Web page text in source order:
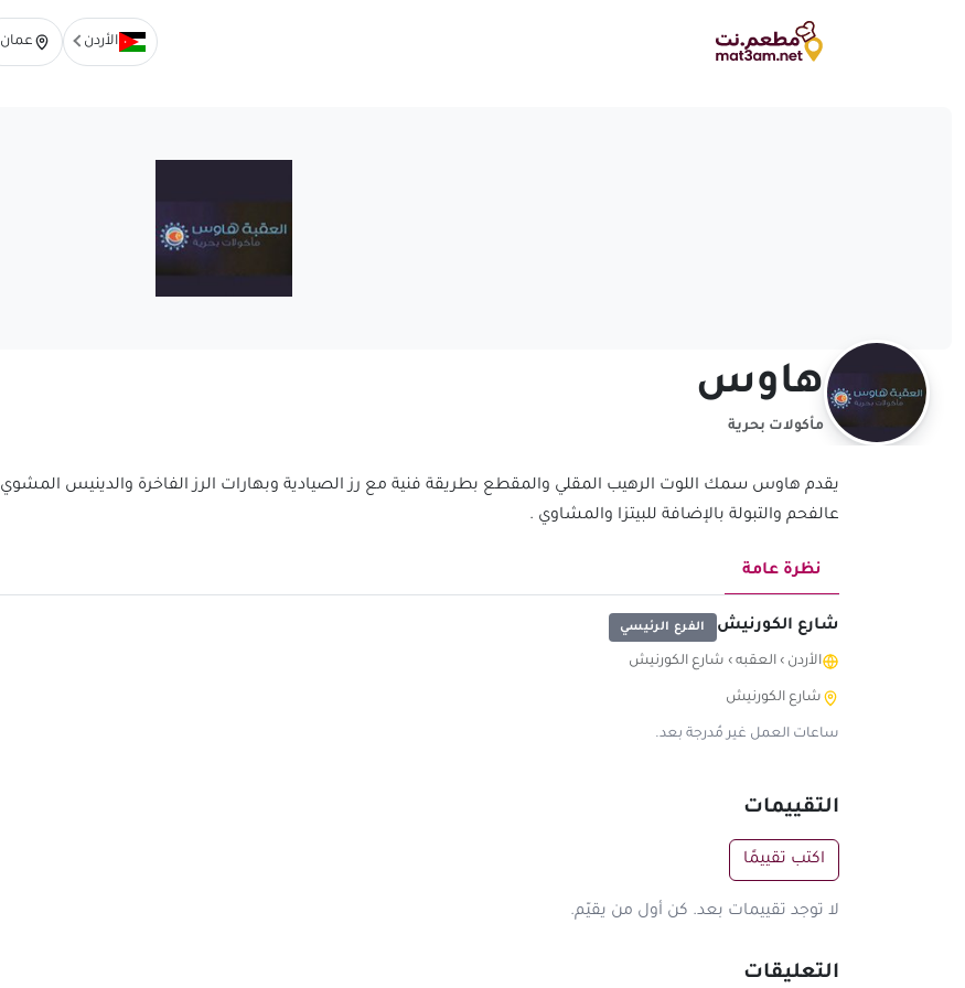
الأردن عمان
هاوس
مأكولات بحرية
يقدم هاوس سمك اللوت الرهيب المقلي والمقطع بطريقة فنية مع رز الصيادية وبهارات الرز الفاخرة والدينيس المشوي
عالفحم والتبولة بالإضافة للبيتزا والمشاوي .
نظرة عامة
شارع الكورنيش الفرع الرئيسي
الأردن › العقبه › شارع الكورنيش
شارع الكورنيش
ساعات العمل غير مُدرجة بعد.
التقييمات
اكتب تقييمًا
لا توجد تقييمات بعد. كن أول من يقيّم.
التعليقات